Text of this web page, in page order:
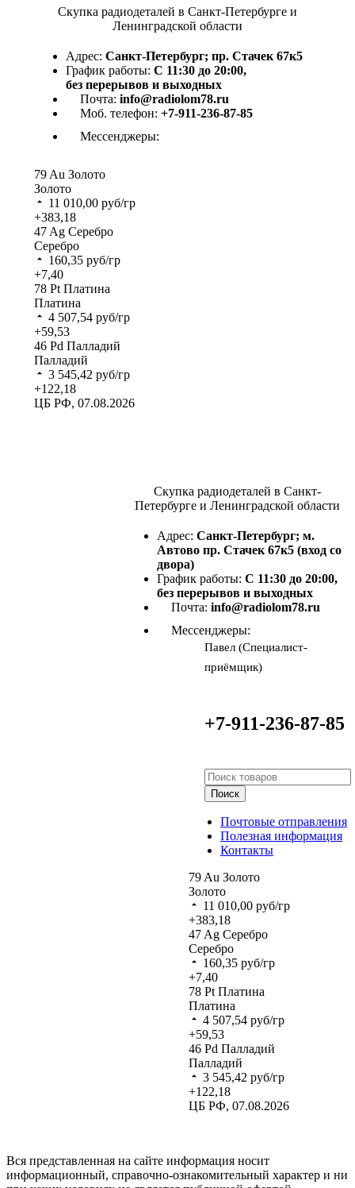
Скупка радиодеталей в Санкт-Петербурге и
Ленинградской области
Адрес: Санкт-Петербург; пр. Стачек 67к5
График работы: С 11:30 до 20:00,
без перерывов и выходных
Почта: info@radiolom78.ru
Моб. телефон: +7-911-236-87-85
Мессенджеры:
79Au Золото
Золото
11 010,00 руб/гр
+383,18
47Ag Серебро
Серебро
160,35 руб/гр
+7,40
78 Pt Платина
Платина
4 507,54 руб/гр
+59,53
46 Pd Палладий
Палладий
3 545,42 руб/гр
+122,18
ЦБ РФ, 07.08.2026
Скупка радиодеталей в Санкт-
Петербурге и Ленинградской области
Адрес: Санкт-Петербург; м.
Автово пр. Стачек 67к5 (вход со
двора)
График работы: С 11:30 до 20:00,
без перерывов и выходных
Почта: info@radiolom78.ru
Мессенджеры:
Павел (Специалист-
приёмщик)
+7-911-236-87-85
Поиск
Почтовые отправления
Полезная информация
Контакты
79 Au Золото
Золото
11 010,00 руб/гр
+383,18
47 Ag Серебро
Серебро
160,35 руб/гр
+7,40
78 Pt Платина
Платина
4 507,54 руб/гр
+59,53
46 Pd Палладий
Палладий
3 545,42 руб/гр
+122,18
ЦБ РФ, 07.08.2026
Вся представленная на сайте информация носит
информационный, справочно-ознакомительный характер и ни